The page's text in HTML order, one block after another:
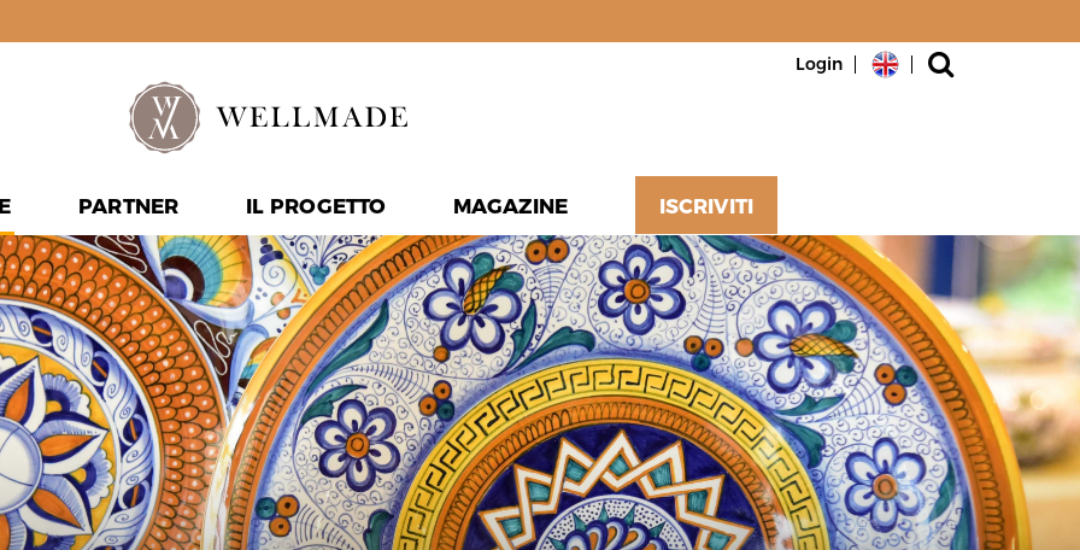
Login
PARTNER IL PROGETTO MAGAZINE ISCRIVITI